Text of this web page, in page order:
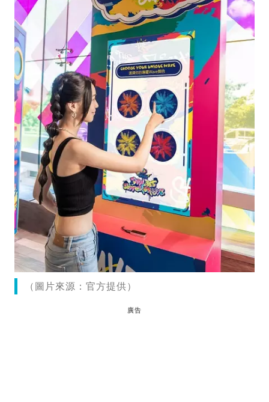
（圖片來源：官方提供）
廣告